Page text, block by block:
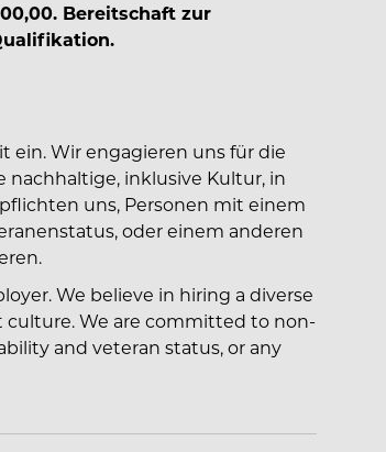
Bereitschaft zur
ein. Wir engagieren uns für die
nachhaltige, inklusive Kultur, in
uns, Personen mit einem
oder einem anderen
We believe in hiring a diverse
culture. We are committed to non-
and veteran status, or any